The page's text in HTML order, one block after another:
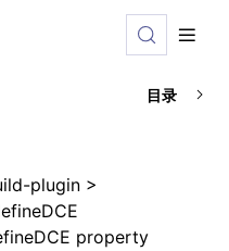
目录
plugin >
property